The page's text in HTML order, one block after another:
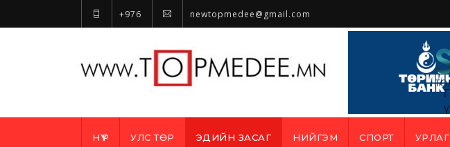
+976 newtopmedee@gmail.com
НҮҮР УЛС ТӨР ЭДИЙН ЗАСАГ НИЙГЭМ СПОРТ УРЛАГ